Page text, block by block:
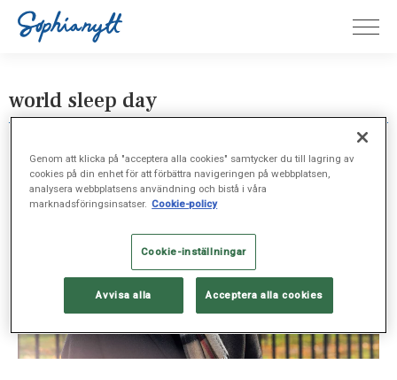
world sleep day
Genom att klicka på "acceptera alla cookies" samtycker du till lagring av
cookies på din enhet för att förbättra navigeringen på webbplatsen,
analysera webbplatsens användning och bistå i våra
marknadsföringsinsatser. Cookie-policy
Cookie-inställningar
Avvisa alla Acceptera alla cookies